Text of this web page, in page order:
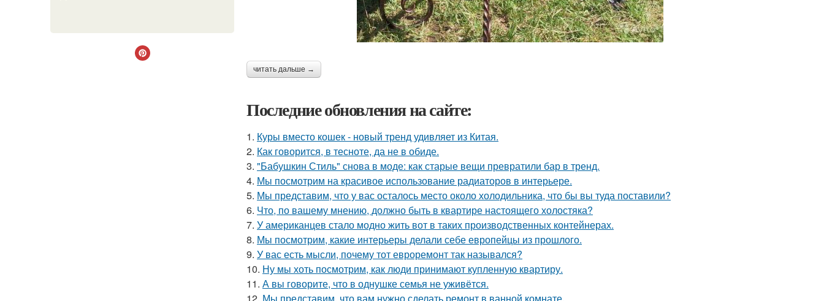
читать дальше →
Последние обновления на сайте:
1. Куры вместо кошек - новый тренд удивляет из Китая.
2. Как говорится, в тесноте, да не в обиде.
3. "Бабушкин Стиль" снова в моде: как старые вещи превратили бар в тренд.
4. Мы посмотрим на красивое использование радиаторов в интерьере.
5. Мы представим, что у вас осталось место около холодильника, что бы вы туда поставили?
6. Что, по вашему мнению, должно быть в квартире настоящего холостяка?
7. У американцев стало модно жить вот в таких производственных контейнерах.
8. Мы посмотрим, какие интерьеры делали себе европейцы из прошлого.
9. У вас есть мысли, почему тот евроремонт так назывался?
10. Ну мы хоть посмотрим, как люди принимают купленную квартиру.
11. А вы говорите, что в однушке семья не уживётся.